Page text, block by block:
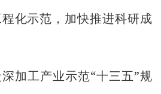
化示范，加快推进科研成
加工产业示范“十三五”规